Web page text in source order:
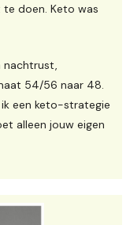
doen. Keto was
nachtrust,
54/56 naar 48.
een keto-strategie
alleen jouw eigen